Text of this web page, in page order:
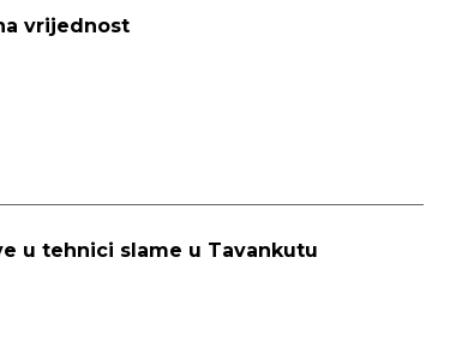
vrijednost
u tehnici slame u Tavankutu